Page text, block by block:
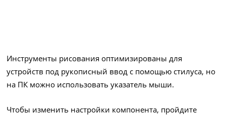
Инструменты рисования оптимизированы для
устройств под рукописный ввод с помощью стилуса, но
на ПК можно использовать указатель мыши.
Чтобы изменить настройки компонента, пройдите